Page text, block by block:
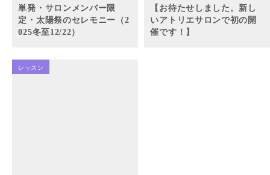
単発・サロンメンバー限
定・太陽祭のセレモニー（2
025冬至12/22）
【お待たせしました。新し
いアトリエサロンで初の開
催です！】
レッスン